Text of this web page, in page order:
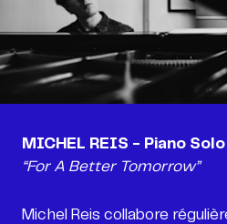
“For A Better Tomorrow”
Michel Reis collabore